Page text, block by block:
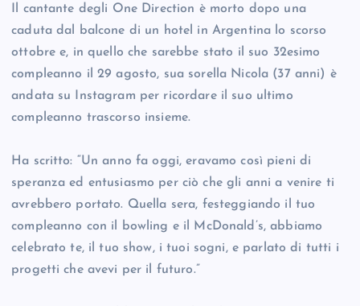
Il cantante degli One Direction è morto dopo una
caduta dal balcone di un hotel in Argentina lo scorso
ottobre e, in quello che sarebbe stato il suo 32esimo
compleanno il 29 agosto, sua sorella Nicola (37 anni) è
andata su Instagram per ricordare il suo ultimo
compleanno trascorso insieme.
Ha scritto: “Un anno fa oggi, eravamo così pieni di
speranza ed entusiasmo per ciò che gli anni a venire ti
avrebbero portato. Quella sera, festeggiando il tuo
compleanno con il bowling e il McDonald’s, abbiamo
celebrato te, il tuo show, i tuoi sogni, e parlato di tutti i
progetti che avevi per il futuro.”